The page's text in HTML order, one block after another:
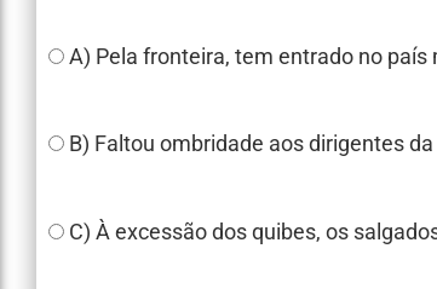
A) Pela fronteira, tem entrado no
B) Faltou ombridade aos dirigentes
C) À excessão dos quibes, os